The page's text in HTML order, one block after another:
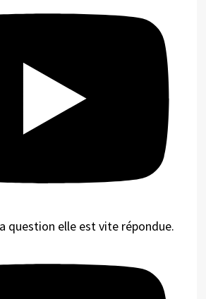
question elle est vite répondue.